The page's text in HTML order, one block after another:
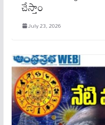
చేస్తాం
July 23, 2026